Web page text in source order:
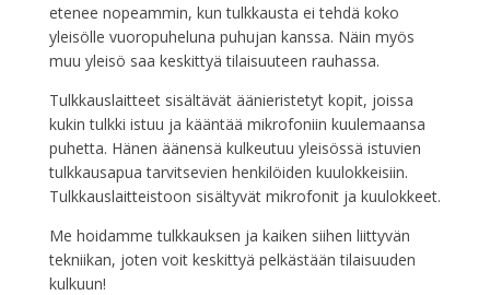
etenee nopeammin, kun tulkkausta ei tehdä koko
yleisölle vuoropuheluna puhujan kanssa. Näin myös
muu yleisö saa keskittyä tilaisuuteen rauhassa.
Tulkkauslaitteet sisältävät äänieristetyt kopit, joissa
kukin tulkki istuu ja kääntää mikrofoniin kuulemaansa
puhetta. Hänen äänensä kulkeutuu yleisössä istuvien
tulkkausapua tarvitsevien henkilöiden kuulokkeisiin.
Tulkkauslaitteistoon sisältyvät mikrofonit ja kuulokkeet.
Me hoidamme tulkkauksen ja kaiken siihen liittyvän
tekniikan, joten voit keskittyä pelkästään tilaisuuden
kulkuun!